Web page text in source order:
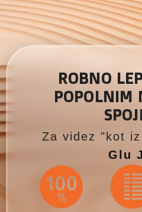
ROBNO
POPOLNIM
Za videz "kot
Glu